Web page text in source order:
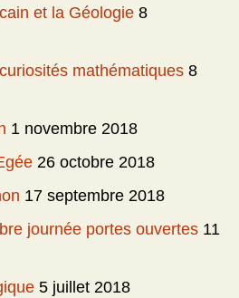
et la Géologie 8
mathématiques 8
1 novembre 2018
26 octobre 2018
17 septembre 2018
journée portes ouvertes 11
5 juillet 2018